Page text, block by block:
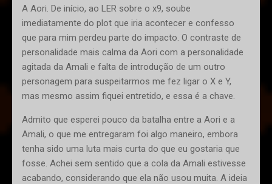
A Aori. De início, ao LER sobre o x9, soube
imediatamente do plot que iria acontecer e confesso
que para mim perdeu parte do impacto. O contraste de
personalidade mais calma da Aori com a personalidade
agitada da Amali e falta de introdução de um outro
personagem para suspeitarmos me fez ligar o X e Y,
mas mesmo assim fiquei entretido, e essa é a chave.
Admito que esperei pouco da batalha entre a Aori e a
Amali, o que me entregaram foi algo maneiro, embora
tenha sido uma luta mais curta do que eu gostaria que
fosse. Achei sem sentido que a cola da Amali estivesse
acabando, considerando que ela não usou muita. A ideia